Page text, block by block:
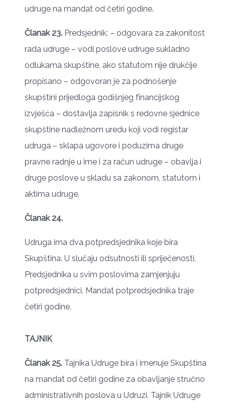
udruge na mandat od četiri godine.
Članak 23. Predsjednik: – odgovara za zakonitost
rada udruge – vodi poslove udruge sukladno
odlukama skupštine, ako statutom nije drukčije
propisano – odgovoran je za podnošenje
skupštini prijedloga godišnjeg financijskog
izvješća – dostavlja zapisnik s redovne sjednice
skupštine nadležnom uredu koji vodi registar
udruga – sklapa ugovore i poduzima druge
pravne radnje u ime i za račun udruge – obavlja i
druge poslove u skladu sa zakonom, statutom i
aktima udruge.
Članak 24.
Udruga ima dva potpredsjednika koje bira
Skupština. U slučaju odsutnosti ili spriječenosti,
Predsjednika u svim poslovima zamjenjuju
potpredsjednici. Mandat potpredsjednika traje
četiri godine.
TAJNIK
Članak 25. Tajnika Udruge bira i imenuje Skupština
na mandat od četiri godine za obavljanje stručno
administrativnih poslova u Udruzi. Tajnik Udruge